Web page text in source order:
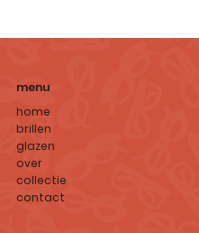
menu
home
brillen
glazen
over
collectie
contact